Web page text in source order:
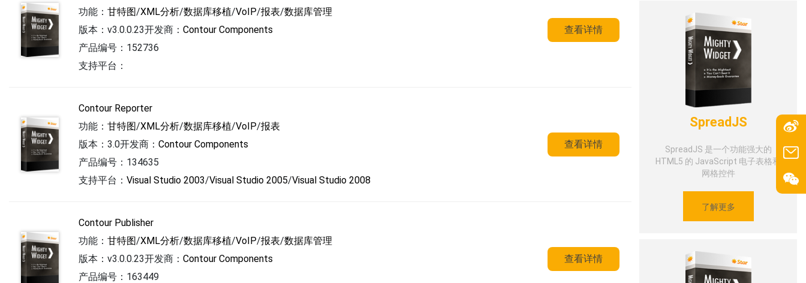
功能： 甘特图/XML分析/数据库移植/VoIP/报表/数据库管理
版本：v3.0.0.23开发商： Contour Components
产品编号：152736
支持平台：
查看详情
Contour Reporter
功能： 甘特图/XML分析/数据库移植/VoIP/报表
版本：3.0开发商： Contour Components
产品编号：134635
支持平台： Visual Studio 2003/Visual Studio 2005/Visual Studio 2008
查看详情
Contour Publisher
功能： 甘特图/XML分析/数据库移植/VoIP/报表/数据库管理
版本：v3.0.0.23开发商： Contour Components
产品编号：163449
查看详情
SpreadJS
SpreadJS 是一个功能强大的
HTML5 的 JavaScript 电子表格和
网格控件
了解更多